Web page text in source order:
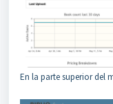
En la parte superior del